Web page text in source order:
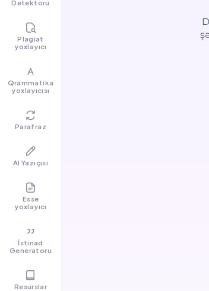
Detektoru
Plagiat
yoxlayıcı
Qrammatika
yoxlayıcısı
Parafraz
AI Yazıçısı
Esse
yoxlayıcı
İstinad
Generatoru
Resurslar